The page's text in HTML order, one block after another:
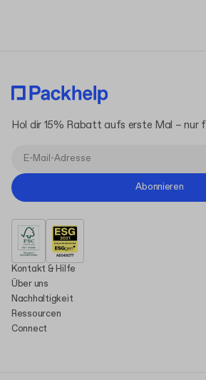
Kontakt & Hilfe
Über uns
Nachhaltigkeit
Ressourcen
Connect
Hol dir 15% Rabatt aufs erste Mal – nur
Abonnieren